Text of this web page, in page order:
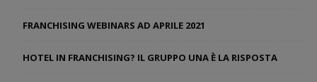
FRANCHISING WEBINARS AD APRILE 2021
HOTEL IN FRANCHISING? IL GRUPPO UNA È LA RISPOSTA